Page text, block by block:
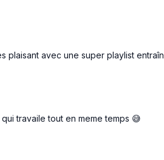
plaisant avec une super playlist
travaile tout en meme temps 😅